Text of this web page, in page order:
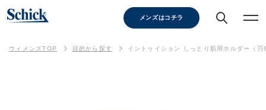
メンズはコチラ
ウィメンズTOP 目的から探す イントゥイション しっとり肌用ホルダー（刃